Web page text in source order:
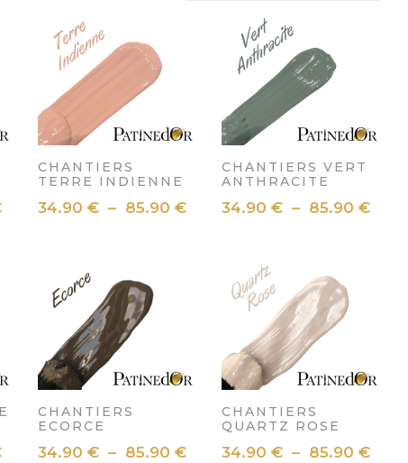
Plage
34.90 €
CHANTIERS
TERRE INDIENNE
34.90 € – 85.90 €Plage
34.90 €
CHANTIERS VERT
ANTHRACITE
34.90€ – 85.90€Plage
Plage
CHANTIERS
ECORCE
34.90 € – 85.90 €Plage
CHANTIERS
QUARTZ ROSE
34.90€ – 85.90€Plage